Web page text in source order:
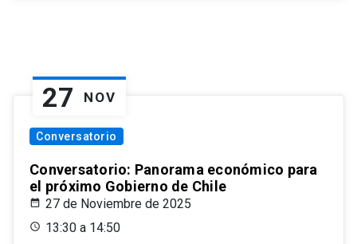
27 NOV
Conversatorio
Conversatorio: Panorama económico para
el próximo Gobierno de Chile
27 de Noviembre de 2025
13:30 a 14:50